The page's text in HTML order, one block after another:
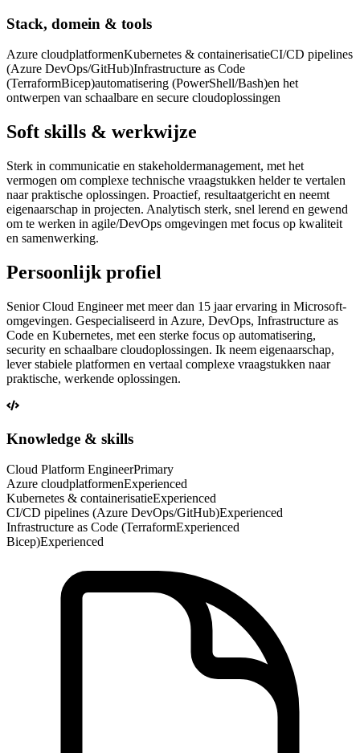
Stack, domein & tools
Azure cloudplatformenKubernetes & containerisatieCI/CD pipelines
(Azure DevOps/GitHub)Infrastructure as Code
(TerraformBicep)automatisering (PowerShell/Bash)en het
ontwerpen van schaalbare en secure cloudoplossingen
Soft skills & werkwijze
Sterk in communicatie en stakeholdermanagement, met het
vermogen om complexe technische vraagstukken helder te vertalen
naar praktische oplossingen. Proactief, resultaatgericht en neemt
eigenaarschap in projecten. Analytisch sterk, snel lerend en gewend
om te werken in agile/DevOps omgevingen met focus op kwaliteit
en samenwerking.
Persoonlijk profiel
Senior Cloud Engineer met meer dan 15 jaar ervaring in Microsoft-
omgevingen. Gespecialiseerd in Azure, DevOps, Infrastructure as
Code en Kubernetes, met een sterke focus op automatisering,
security en schaalbare cloudoplossingen. Ik neem eigenaarschap,
lever stabiele platformen en vertaal complexe vraagstukken naar
praktische, werkende oplossingen.
Knowledge & skills
Cloud Platform EngineerPrimary
Azure cloudplatformenExperienced
Kubernetes & containerisatieExperienced
CI/CD pipelines (Azure DevOps/GitHub)Experienced
Infrastructure as Code (TerraformExperienced
Bicep)Experienced